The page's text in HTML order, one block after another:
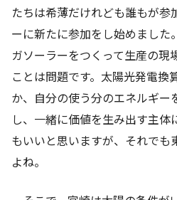
たちは希薄だけれども誰もが参
ーに新たに参加をし始めました
ガソーラーをつくって生産の現
ことは問題です。 太陽光発電換
か、自分の使う分のエネルギー
し、一緒に価値を生み出す主体
もいいと思いますが、それでも
よね。